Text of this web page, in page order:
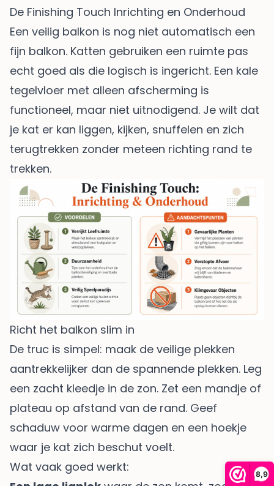
8,9
De Finishing Touch Inrichting en Onderhoud
Een veilig balkon is nog niet automatisch een
fijn balkon. Katten gebruiken een ruimte pas
echt goed als die logisch is ingericht. Een kale
tegelvloer met alleen afscherming is
functioneel, maar niet uitnodigend. Je wilt dat
je kat er kan liggen, kijken, snuffelen en zich
terugtrekken zonder meteen richting rand te
trekken.
Richt het balkon slim in
De truc is simpel: maak de veilige plekken
aantrekkelijker dan de spannende plekken. Leg
een zacht kleedje in de zon. Zet een mandje of
plateau op afstand van de rand. Geef
schaduw voor warme dagen en een hoekje
waar je kat zich beschut voelt.
Wat vaak goed werkt: